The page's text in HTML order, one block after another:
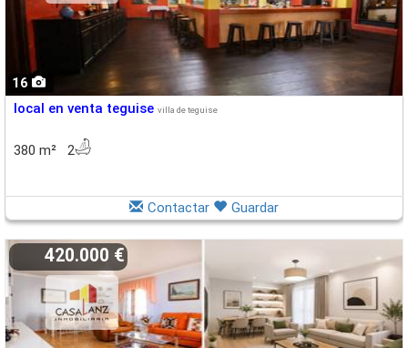
16
local en venta teguise villa de teguise
380 m² 2
Contactar Guardar
420.000 €